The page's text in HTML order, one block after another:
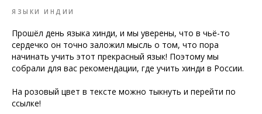
ЯЗЫКИ ИНДИИ
Прошёл день языка хинди, и мы уверены, что в чьё-то
сердечко он точно заложил мысль о том, что пора
начинать учить этот прекрасный язык! Поэтому мы
собрали для вас рекомендации, где учить хинди в России.
На розовый цвет в тексте можно тыкнуть и перейти по
ссылке!